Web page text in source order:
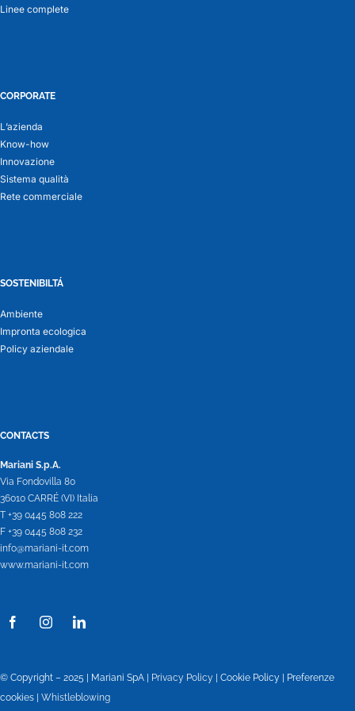
Linee complete
CORPORATE
L’azienda
Know-how
Innovazione
Sistema qualità
Rete commerciale
SOSTENIBILTÁ
Ambiente
Impronta ecologica
Policy aziendale
CONTACTS
Mariani S.p.A.
Via Fondovilla 80
36010 CARRÉ (VI) Italia
T +39 0445 808 222
F +39 0445 808 232
info@mariani-it.com
www.mariani-it.com
© Copyright – 2025 | Mariani SpA | Privacy Policy | Cookie Policy | Preferenze
cookies| Whistleblowing